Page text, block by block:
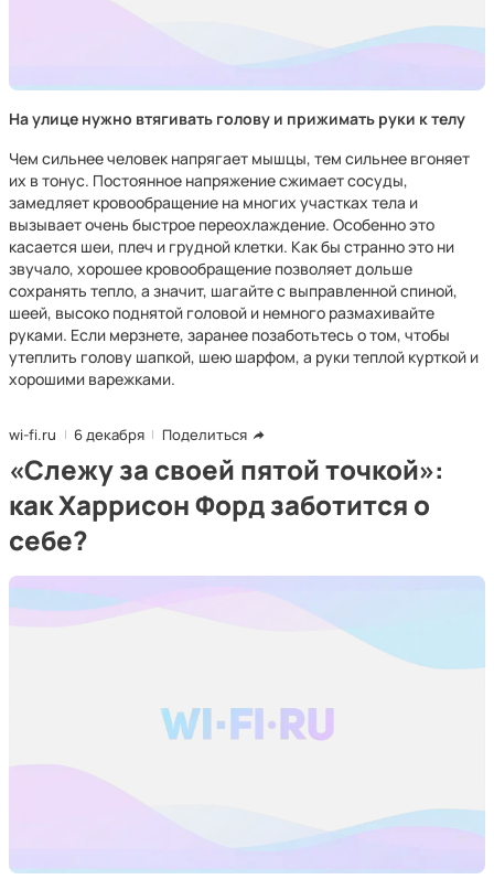
На улице нужно втягивать голову и прижимать руки к телу
Чем сильнее человек напрягает мышцы, тем сильнее вгоняет
их в тонус. Постоянное напряжение сжимает сосуды,
замедляет кровообращение на многих участках тела и
вызывает очень быстрое переохлаждение. Особенно это
касается шеи, плеч и грудной клетки. Как бы странно это ни
звучало, хорошее кровообращение позволяет дольше
сохранять тепло, а значит, шагайте с выправленной спиной,
шеей, высоко поднятой головой и немного размахивайте
руками. Если мерзнете, заранее позаботьтесь о том, чтобы
утеплить голову шапкой, шею шарфом, а руки теплой курткой и
хорошими варежками.
wi-fi.ru 6 декабря Поделиться
«Слежу за своей пятой точкой»:
как Харрисон Форд заботится о
себе?